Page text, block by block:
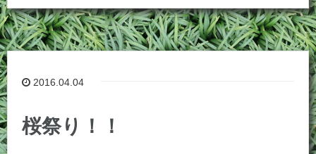
2016.04.04
桜祭り！！